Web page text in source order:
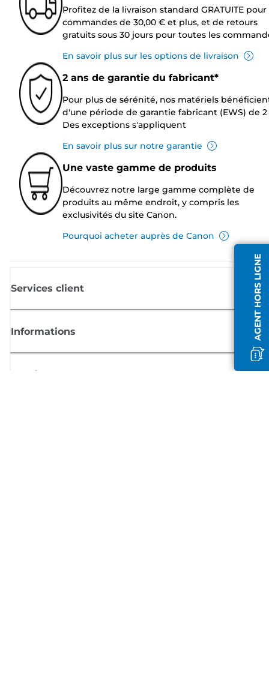
AGENT HORS LIGNE
Profitez de la livraison standard GRATUITE pour
commandes de 30,00 € et plus, et de retours
gratuits sous 30 jours pour toutes les
En savoir plus sur les options de livraison
2 ans de garantie du fabricant*
Pour plus de sérénité, nos matériels
d'une période de garantie fabricant (EWS) de 2
Des exceptions s'appliquent
En savoir plus sur notre garantie
Une vaste gamme de produits
Découvrez notre large gamme complète de
produits au même endroit, y compris les
exclusivités du site Canon.
Pourquoi acheter auprès de Canon
Services client
Informations
Boutique